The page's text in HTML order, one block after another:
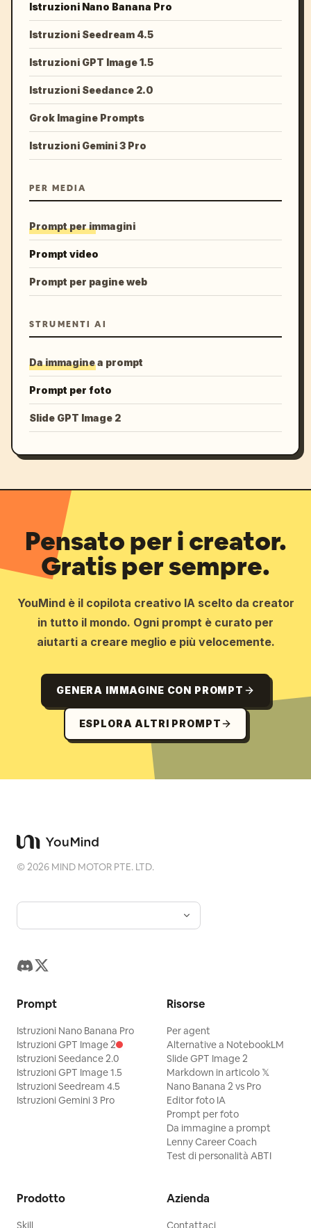
Istruzioni Nano Banana Pro
Istruzioni Seedream 4.5
Istruzioni GPT Image 1.5
Istruzioni Seedance 2.0
Grok Imagine Prompts
Istruzioni Gemini 3 Pro
PER MEDIA
Prompt per immagini
Prompt video
Prompt per pagine web
STRUMENTI AI
Da immagine a prompt
Prompt per foto
Slide GPT Image 2
Pensato per i creator.
Gratis per sempre.
YouMind è il copilota creativo IA scelto da creator
in tutto il mondo. Ogni prompt è curato per
aiutarti a creare meglio e più velocemente.
GENERA IMMAGINE CON PROMPT
ESPLORA ALTRI PROMPT
©2026 MIND MOTOR PTE. LTD.
Prompt
Istruzioni Nano Banana Pro
Istruzioni GPT Image 2
Istruzioni Seedance 2.0
Istruzioni GPT Image 1.5
Istruzioni Seedream 4.5
Istruzioni Gemini 3 Pro
Risorse
Per agent
Alternative a NotebookLM
Slide GPT Image 2
Markdown in articolo 𝕏
Nano Banana 2 vs Pro
Editor foto IA
Prompt per foto
Da immagine a prompt
Lenny Career Coach
Test di personalità ABTI
Prodotto
Skill
Azienda
Contattaci